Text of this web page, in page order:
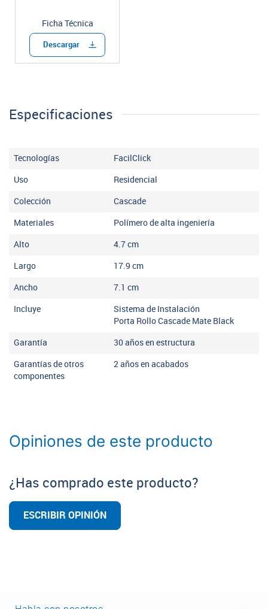
Ficha Técnica
Descargar
Especificaciones
Tecnologías FacilClick
Uso Residencial
Colección Cascade
Materiales Polímero de alta ingeniería
Alto 4.7cm
Largo 17.9 cm
Ancho 7.1 cm
Incluye
Sistema de Instalación
Porta Rollo Cascade Mate Black
Garantía 30 años en estructura
Garantías de otros
componentes
2 años en acabados
Opiniones de este producto
¿Has comprado este producto?
ESCRIBIR OPINIÓN